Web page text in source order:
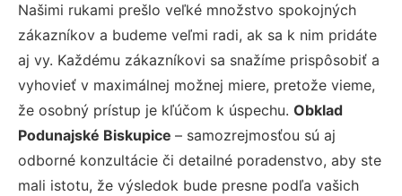
Našimi rukami prešlo veľké množstvo spokojných
zákazníkov a budeme veľmi radi, ak sa k nim pridáte
aj vy. Každému zákazníkovi sa snažíme prispôsobiť a
vyhovieť v maximálnej možnej miere, pretože vieme,
že osobný prístup je kľúčom k úspechu. Obklad
Podunajské Biskupice – samozrejmosťou sú aj
odborné konzultácie či detailné poradenstvo, aby ste
mali istotu, že výsledok bude presne podľa vašich